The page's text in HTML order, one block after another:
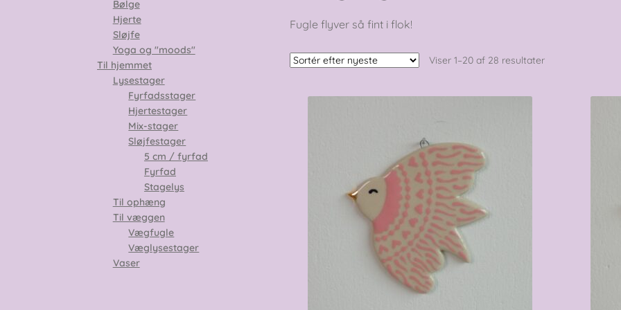
Fugle flyver så fint i flok!
Viser 1–20 af 28 resultaterSorteret
Bølge
Hjerte
Sløjfe
Yoga og "moods"
Til hjemmet
Lysestager
Fyrfadsstager
Hjertestager
Mix-stager
Sløjfestager
5 cm / fyrfad
Fyrfad
Stagelys
Til ophæng
Til væggen
Vægfugle
Væglysestager
Vaser